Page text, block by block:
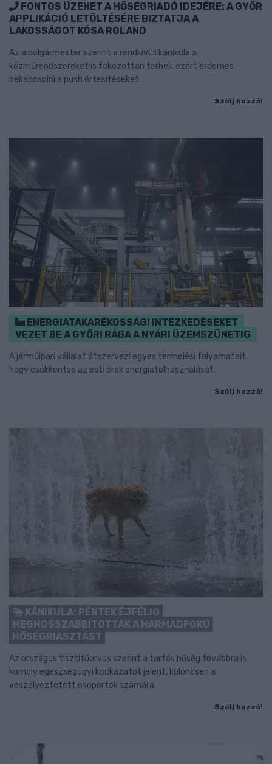
FONTOS ÜZENET A HŐSÉGRIADÓ IDEJÉRE: A GYŐR
APPLIKÁCIÓ LETÖLTÉSÉRE BIZTATJA A
LAKOSSÁGOT KÓSA ROLAND
Az alpolgármester szerint a rendkívüli kánikula a
közműrendszereket is fokozottan terheli, ezért érdemes
bekapcsolni a push értesítéseket.
Szólj hozzá!
ENERGIATAKARÉKOSSÁGI INTÉZKEDÉSEKET
VEZET BE A GYŐRI RÁBA A NYÁRI ÜZEMSZÜNETIG
A járműipari vállalat átszervezi egyes termelési folyamatait,
hogy csökkentse az esti órák energiafelhasználását.
Szólj hozzá!
KÁNIKULA: PÉNTEK ÉJFÉLIG
MEGHOSSZABBÍTOTTÁK A HARMADFOKÚ
HŐSÉGRIASZTÁST
Az országos tisztifőorvos szerint a tartós hőség továbbra is
komoly egészségügyi kockázatot jelent, különösen a
veszélyeztetett csoportok számára.
Szólj hozzá!